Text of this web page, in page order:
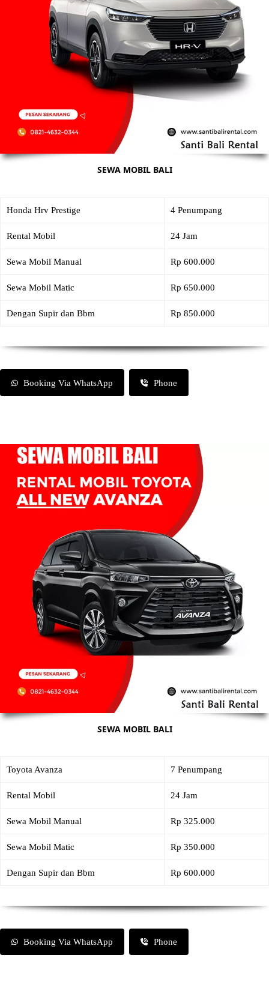
SEWA MOBIL BALI
Honda Hrv Prestige 4 Penumpang
Rental Mobil 24 Jam
Sewa Mobil Manual Rp 600.000
Sewa Mobil Matic Rp 650.000
Dengan Supir dan Bbm Rp 850.000
Booking Via WhatsApp Phone
SEWA MOBIL BALI
Toyota Avanza 7 Penumpang
Rental Mobil 24 Jam
Sewa Mobil Manual Rp 325.000
Sewa Mobil Matic Rp 350.000
Dengan Supir dan Bbm Rp 600.000
Booking Via WhatsApp Phone